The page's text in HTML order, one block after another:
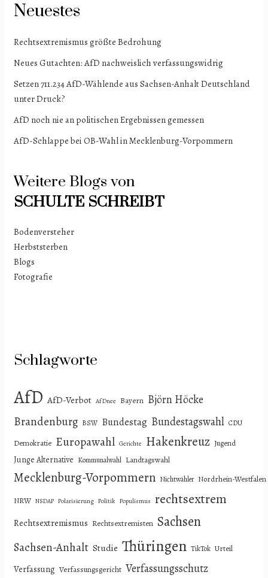
Neuestes
Rechtsextremismus größte Bedrohung
Neues Gutachten: AfD nachweislich verfassungswidrig
Setzen 711.234 AfD-Wählende aus Sachsen-Anhalt Deutschland
unter Druck?
AfD noch nie an politischen Ergebnissen gemessen
AfD-Schlappe bei OB-Wahl in Mecklenburg-Vorpommern
Weitere Blogs von
SCHULTE SCHREIBT
Bodenversteher
Herbststerben
Blogs
Fotografie
Schlagworte
AfD AfD-Verbot AfDnee Bayern Björn Höcke
Brandenburg BSW Bundestag Bundestagswahl CDU
Demokratie Europawahl Gerichte Hakenkreuz Jugend
Junge Alternative Kommunalwahl Landtagswahl
Mecklenburg-Vorpommern Nichtwähler Nordrhein-Westfalen
NRW NSDAP Polarisierung Politik Populismus rechtsextrem
Rechtsextremismus Rechtsextremisten Sachsen
Sachsen-Anhalt Studie Thüringen TikTok Urteil
Verfassung Verfassungsgericht Verfassungsschutz